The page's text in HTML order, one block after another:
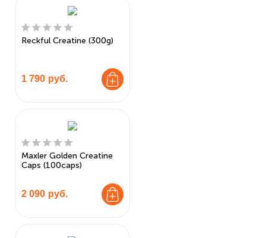
Reckful Creatine (300g)
1 790 руб.
Maxler Golden Creatine
Caps (100caps)
2 090 руб.